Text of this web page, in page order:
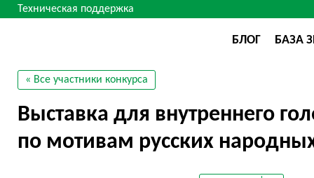
Техническая поддержка
БЛОГ БАЗА
« Все участники конкурса
Выставка для внутреннего
по мотивам русских